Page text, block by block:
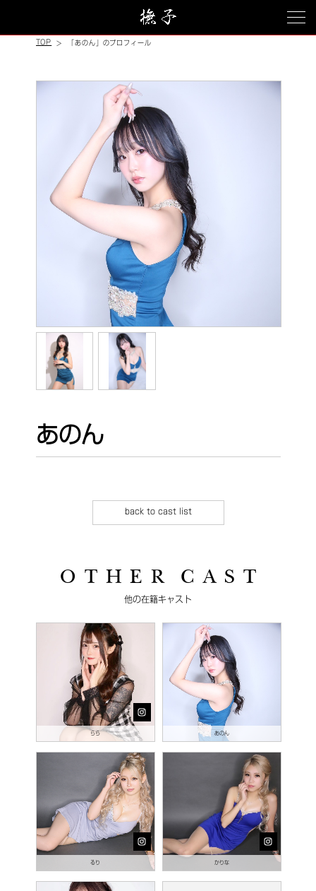
TOP 「あのん」のプロフィール
あのん
back to cast list
O T H E R C A S T
他の在籍キャスト
らら あのん
るり かりな